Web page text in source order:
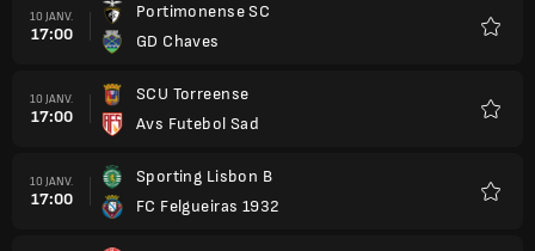
10 JANV.
17:00
Portimonense SC
GD Chaves
10 JANV.
17:00
SCU Torreense
Avs Futebol Sad
10 JANV.
17:00
Sporting Lisbon B
FC Felgueiras 1932